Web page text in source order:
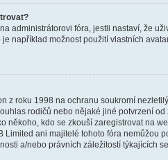
administrátorovi fóra, jestli nastaví, že
například možnost použití vlastních
z roku 1998 na ochranu soukromí
rodičů nebo nějaké jiné potvrzení
někoho, kdo se zkouší zaregistrovat na
Limited ani majitelé tohoto fóra nemůžou
a/nebo právních záležitostí týkajících se